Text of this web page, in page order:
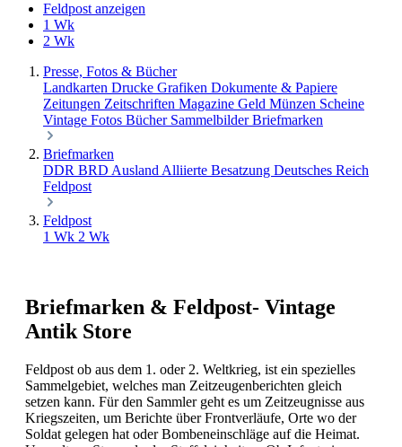
Feldpost anzeigen
1 Wk
2 Wk
Presse, Fotos & Bücher
Landkarten Drucke Grafiken Dokumente & Papiere
Zeitungen Zeitschriften Magazine Geld Münzen Scheine
Vintage Fotos Bücher SammelbilderBriefmarken
Briefmarken
DDR BRD Ausland Alliierte Besatzung Deutsches Reich
Feldpost
Feldpost
1 Wk 2 Wk
Briefmarken & Feldpost- Vintage
Antik Store
Feldpost ob aus dem 1. oder 2. Weltkrieg, ist ein spezielles
Sammelgebiet, welches man Zeitzeugenberichten gleich
setzen kann. Für den Sammler geht es um Zeitzeugnisse aus
Kriegszeiten, um Berichte über Frontverläufe, Orte wo der
Soldat gelegen hat oder Bombeneinschläge auf die Heimat.